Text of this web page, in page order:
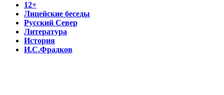
12+
Лицейские беседы
Русский Север
Литература
История
И.С.Фрадков